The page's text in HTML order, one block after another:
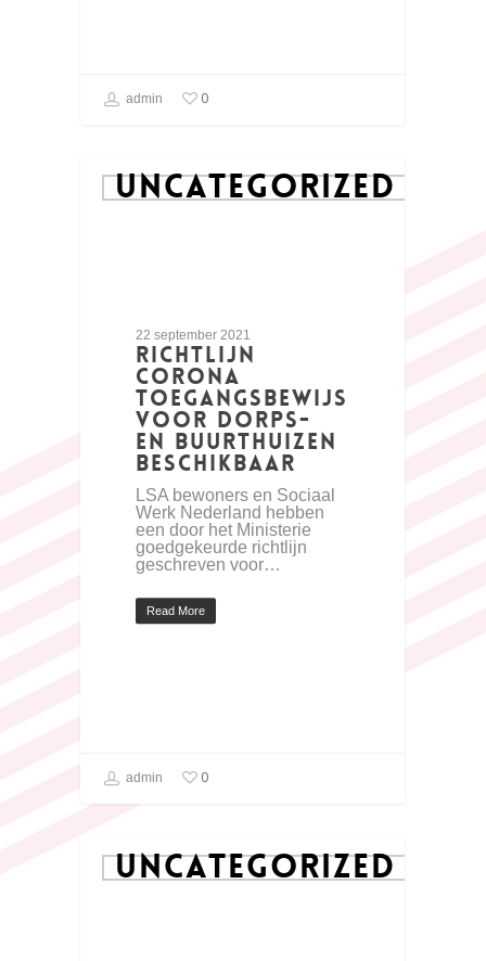
admin 0
UNCATEGORIZED
22 september 2021
Richtlijn
corona
toegangsbewijs
voor dorps-
en buurthuizen
beschikbaar
LSA bewoners en Sociaal
Werk Nederland hebben
een door het Ministerie
goedgekeurde richtlijn
geschreven voor…
Read More
admin 0
UNCATEGORIZED